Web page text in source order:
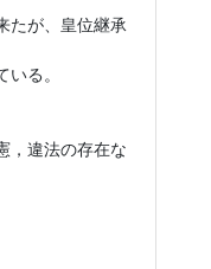
たが、皇位継承
る。
，違法の存在な